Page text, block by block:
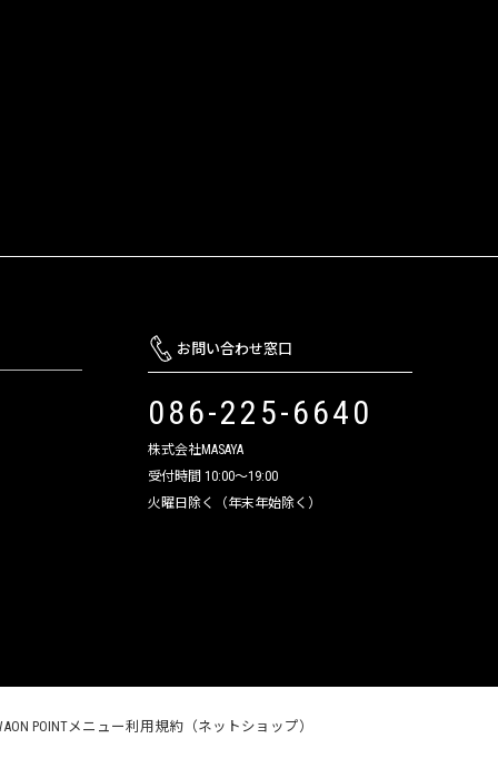
お問い合わせ窓口
086-225-6640
株式会社MASAYA
受付時間 10:00～19:00
火曜日除く（年末年始除く）
POINTメニュー利用規約（ネットショップ）